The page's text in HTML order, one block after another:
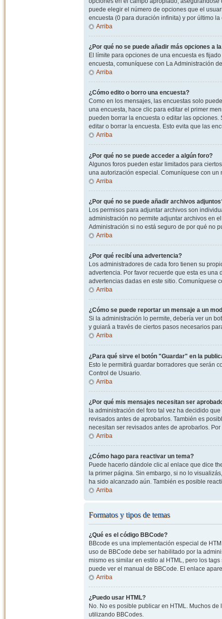
puede elegir el número de opciones que el
encuesta (0 para duración infinita) y por último
Arriba
¿Por qué no se puede añadir más opciones a
El límite para opciones de una encuesta es
encuesta, comuníquese con La Administración
Arriba
¿Cómo edito o borro una encuesta?
Como en los mensajes, las encuestas solo
una encuesta, hace clic para editar el primer
pueden borrar la encuesta o editar las
editar o borrar la encuesta. Esto evita que las
Arriba
¿Por qué no se puede acceder a algún foro?
Algunos foros pueden estar limitados para
una autorización especial. Comuníquese con
Arriba
¿Por qué no se puede añadir archivos
Los permisos para adjuntar archivos son
administración no permite adjuntar archivos en
Administración si no está seguro de por qué no
Arriba
¿Por qué recibí una advertencia?
Los administradores de cada foro tienen su
advertencia. Por favor recuerde que esta es
advertencias dadas en este sitio. Comuníquese
Arriba
¿Cómo se puede reportar un mensaje a un
Si la administración lo permite, debería ver un
y guiará a través de ciertos pasos necesarios
Arriba
¿Para qué sirve el botón "Guardar" en la
Esto le permitirá guardar borradores que serán
Control de Usuario.
Arriba
¿Por qué mis mensajes necesitan ser
la administración del foro tal vez ha decidido
revisados antes de aprobarlos. También es
necesitan ser revisados antes de aprobarlos.
Arriba
¿Cómo hago para reactivar un tema?
Puede hacerlo dándole clic al enlace que dice
la primer página. Sin embargo, si no lo
ha sido alcanzado aún. También es posible
Arriba
Formatos y tipos de temas
¿Qué es el código BBCode?
BBcode es una implementación especial de
uso de BBCode debe ser habilitado por la
mismo es similar en estilo al HTML, pero los
puede ver el manual de BBCode. El enlace
Arriba
¿Puedo usar HTML?
No. No es posible publicar en HTML. Muchos
utilizando BBCodes.